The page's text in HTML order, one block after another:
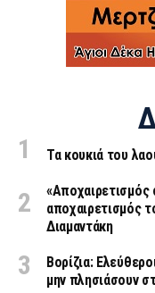
Τα κουκιά του
«Aποχαιρετισμός
αποχαιρετισμός
Διαμαντάκη
Βορίζια:
μην πλησιάσουν